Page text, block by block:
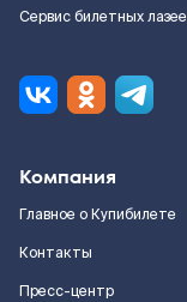
Сервис билетных
Компания
Главное о Купибилете
Контакты
Пресс-центр